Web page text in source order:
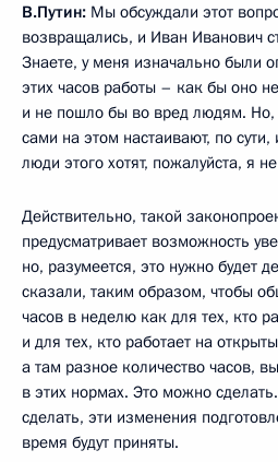
В.Путин: Мы обсуждали этот
возвращались, и Иван Иванович
Знаете, у меня изначально были
этих часов работы – как бы оно
и не пошло бы во вред людям.
сами на этом настаивают, по
люди этого хотят, пожалуйста, я
Действительно, такой
предусматривает возможность
но, разумеется, это нужно будет
сказали, таким образом, чтобы
часов в неделю как для тех, кто
и для тех, кто работает на
а там разное количество часов,
в этих нормах. Это можно
сделать, эти изменения
время будут приняты.